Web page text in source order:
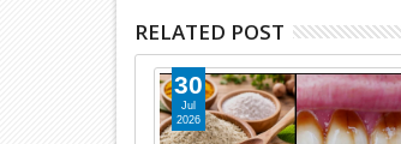
RELATED POST
30
Jul
2026